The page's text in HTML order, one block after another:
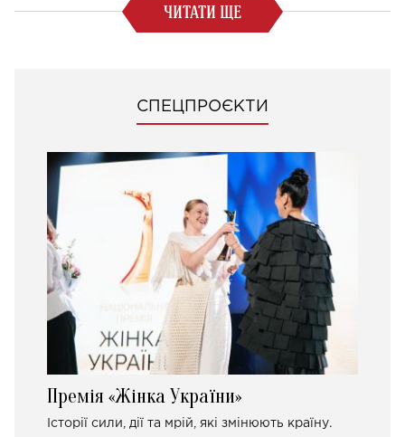
ЧИТАТИ ЩЕ
СПЕЦПРОЄКТИ
Премія «Жінка України»
Історії сили, дії та мрій, які змінюють країну.